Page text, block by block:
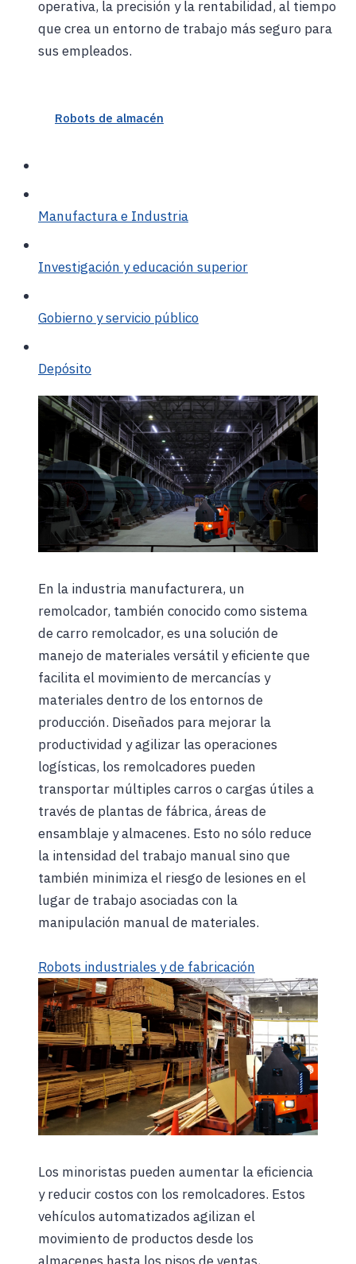
operativa, la precisión y la rentabilidad, al tiempo
que crea un entorno de trabajo más seguro para
sus empleados.
Robots de almacén
Manufactura e Industria
Investigación y educación superior
Gobierno y servicio público
Depósito
En la industria manufacturera, un
remolcador, también conocido como sistema
de carro remolcador, es una solución de
manejo de materiales versátil y eficiente que
facilita el movimiento de mercancías y
materiales dentro de los entornos de
producción. Diseñados para mejorar la
productividad y agilizar las operaciones
logísticas, los remolcadores pueden
transportar múltiples carros o cargas útiles a
través de plantas de fábrica, áreas de
ensamblaje y almacenes. Esto no sólo reduce
la intensidad del trabajo manual sino que
también minimiza el riesgo de lesiones en el
lugar de trabajo asociadas con la
manipulación manual de materiales.
Robots industriales y de fabricación
Los minoristas pueden aumentar la eficiencia
y reducir costos con los remolcadores. Estos
vehículos automatizados agilizan el
movimiento de productos desde los